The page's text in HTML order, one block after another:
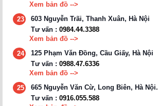
Xem bản đồ -->
23
603 Nguyễn Trãi, Thanh Xuân, Hà Nội
Tư vấn : 0984.44.3388
Xem bản đồ -->
24
125 Phạm Văn Đồng, Cầu Giấy, Hà Nội
Tư vấn : 0988.47.6336
Xem bản đồ -->
25
665 Nguyễn Văn Cừ, Long Biên, Hà Nội.
Tư vấn : 0916.055.588